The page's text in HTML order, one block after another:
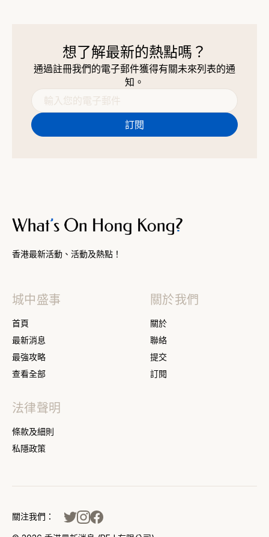
想了解最新的熱點嗎？
通過註冊我們的電子郵件獲得有關未來列表的通
知。
香港最新活動、活動及熱點！
城中盛事
首頁
最新消息
最強攻略
查看全部
關於我們
關於
聯絡
提交
訂閱
法律聲明
條款及細則
私隱政策
關注我們：